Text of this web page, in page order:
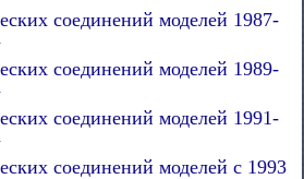
соединений моделей 1987-
соединений моделей 1989-
соединений моделей 1991-
соединений моделей с 1993